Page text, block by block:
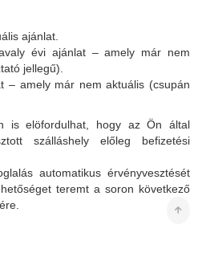
ajánlat.
évi ajánlat – amely már nem
jellegű).
– amely már nem aktuális (csupán
is elöfordulhat, hogy az Ön által
szálláshely előleg befizetési
automatikus érvényvesztését
teremt a soron következő